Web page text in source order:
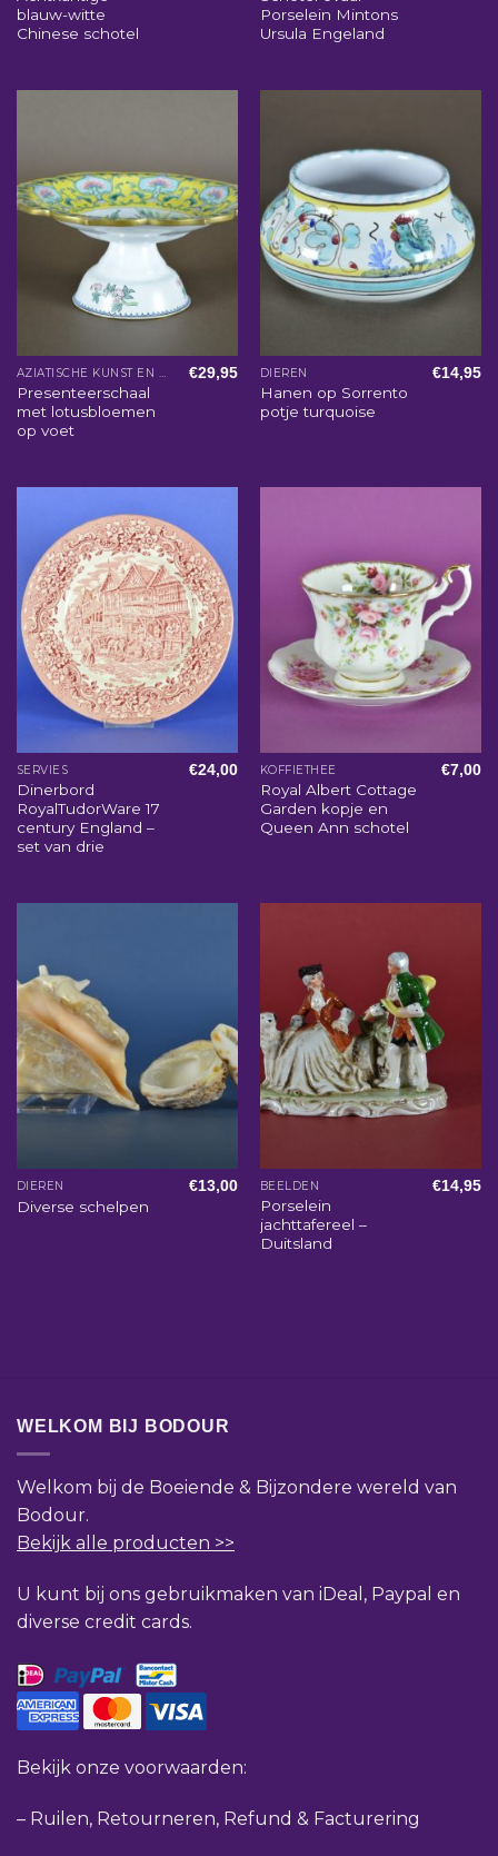
blauw-witte
Chinese schotel
Porselein Mintons
Ursula Engeland
AZIATISCHE KUNST EN WOONACCESSOIRES
Presenteerschaal
met lotusbloemen
op voet
€29,95 DIEREN
Hanen op Sorrento
potje turquoise
€14,95
SERVIES
Dinerbord
RoyalTudorWare 17
century England –
set van drie
€24,00 KOFFIETHEE
Royal Albert Cottage
Garden kopje en
Queen Ann schotel
€7,00
DIEREN
Diverse schelpen
€13,00 BEELDEN
Porselein
jachttafereel –
Duitsland
€14,95
WELKOM BIJ BODOUR
Welkom bij de Boeiende & Bijzondere wereld van
Bodour.
Bekijk alle producten >>
U kunt bij ons gebruikmaken van iDeal, Paypal en
diverse credit cards.
Bekijk onze voorwaarden:
– Ruilen, Retourneren, Refund & Facturering